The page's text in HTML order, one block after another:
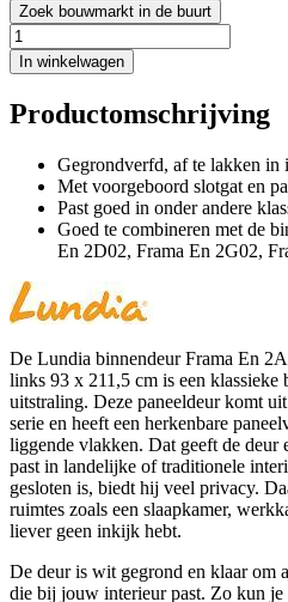
Zoek bouwmarkt in de buurt
In winkelwagen
Productomschrijving
Gegrondverfd, af te lakken in
Met voorgeboord slotgat en
Past goed in onder andere
Goed te combineren met de
En 2D02, Frama En 2G02,
De Lundia binnendeur Frama En
links 93 x 211,5 cm is een klassieke
uitstraling. Deze paneeldeur komt
serie en heeft een herkenbare
liggende vlakken. Dat geeft de deur
past in landelijke of traditionele
gesloten is, biedt hij veel privacy.
ruimtes zoals een slaapkamer,
liever geen inkijk hebt.
De deur is wit gegrond en klaar om
die bij jouw interieur past. Zo kun